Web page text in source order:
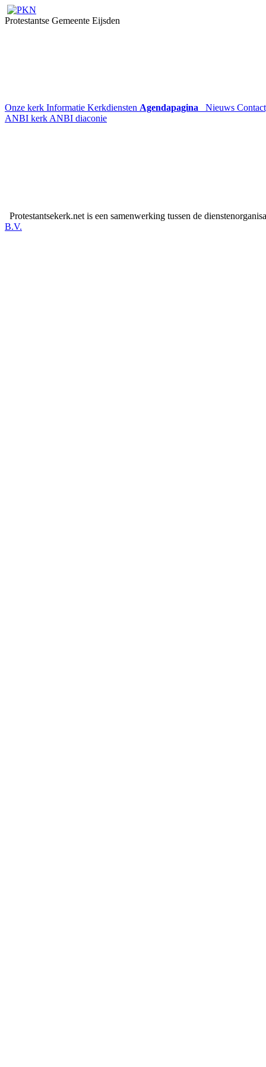
Protestantse Gemeente Eijsden
Onze kerk Informatie Kerkdiensten Agendapagina Nieuws
ANBI kerk ANBI diaconie
Protestantsekerk.net is een samenwerking tussen de
B.V.